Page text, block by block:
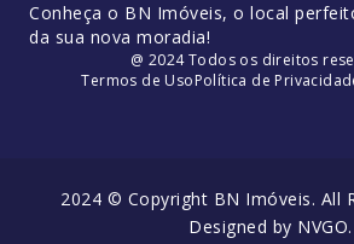
Conheça o BN Imóveis, o local
da sua nova moradia!
@ 2024 Todos os direitos
Termos de UsoPolítica de
2024 © Copyright BN Imóveis. All
Designed by NVGO.